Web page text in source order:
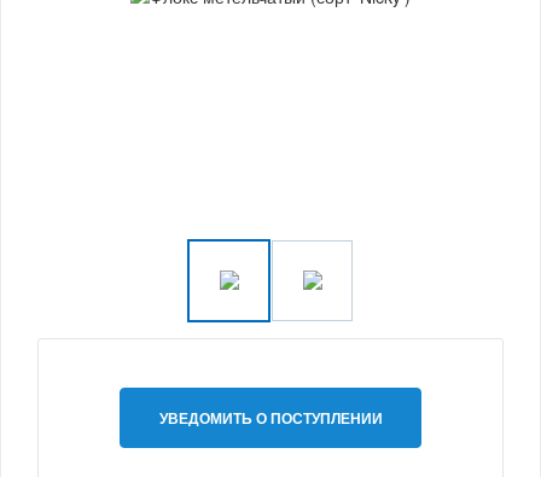
УВЕДОМИТЬ О ПОСТУПЛЕНИИ